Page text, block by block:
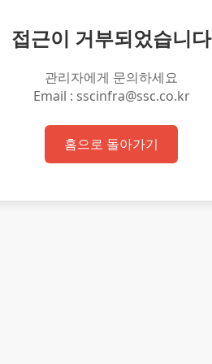
접근이 거부되었습니다
관리자에게 문의하세요
Email : sscinfra@ssc.co.kr
홈으로 돌아가기